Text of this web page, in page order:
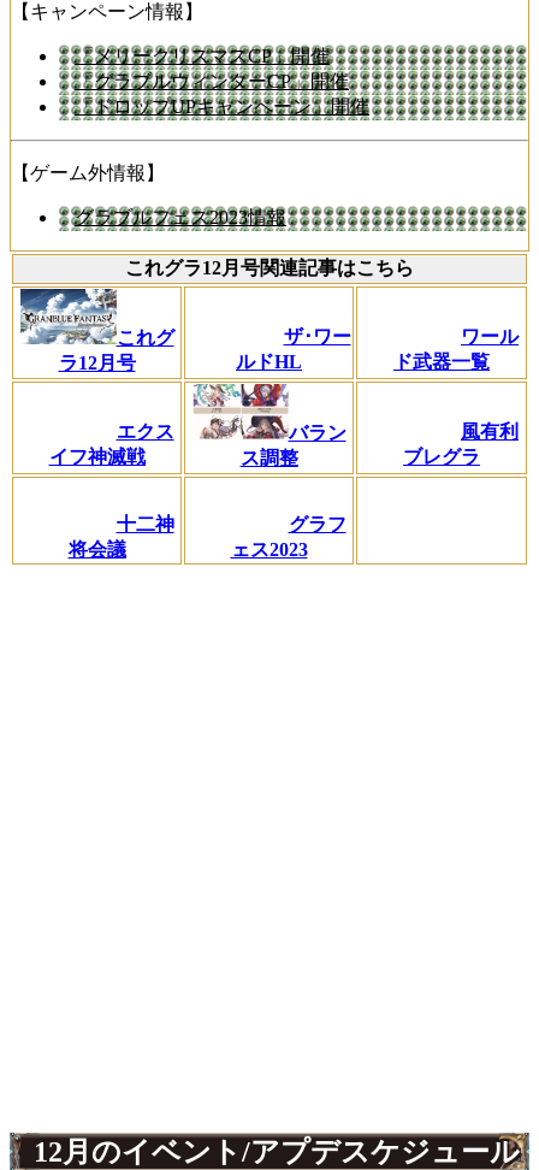
【キャンペーン情報】
「メリークリスマスCP」開催
「グラブルウィンターCP」開催
「ドロップUPキャンペーン」開催
【ゲーム外情報】
グラブルフェス2023情報
これグラ12月号関連記事はこちら
これグ
ラ12月号
ザ･ワー
ルドHL
ワール
ド武器一覧
エクス
イフ神滅戦
バラン
ス調整
風有利
ブレグラ
十二神
将会議
グラフ
ェス2023
12月のイベント/アプデスケジュール